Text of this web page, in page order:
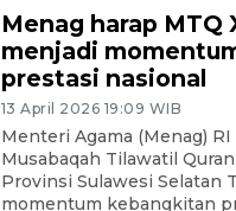
Menag harap MTQ
menjadi
prestasi nasional
13 April 2026 19:09 WIB
Menteri Agama (Menag)
Musabaqah Tilawatil
Provinsi Sulawesi Selatan
momentum kebangkitan
FOTO -
HUT ke-
02 April 2026